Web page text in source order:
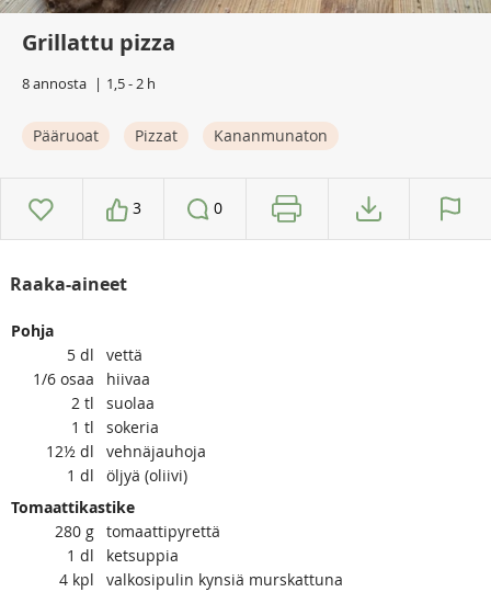
Grillattu pizza
8 annosta 1,5 - 2 h
Pääruoat Pizzat Kananmunaton
3 0
Raaka-aineet
Pohja
5 dl
vettä
1/6 osaa
hiivaa
2 tl
suolaa
1 tl
sokeria
12½ dl
vehnäjauhoja
1 dl
öljyä (oliivi)
Tomaattikastike
280 g tomaattipyrettä
1 dl
ketsuppia
4 kpl
valkosipulin kynsiä murskattuna